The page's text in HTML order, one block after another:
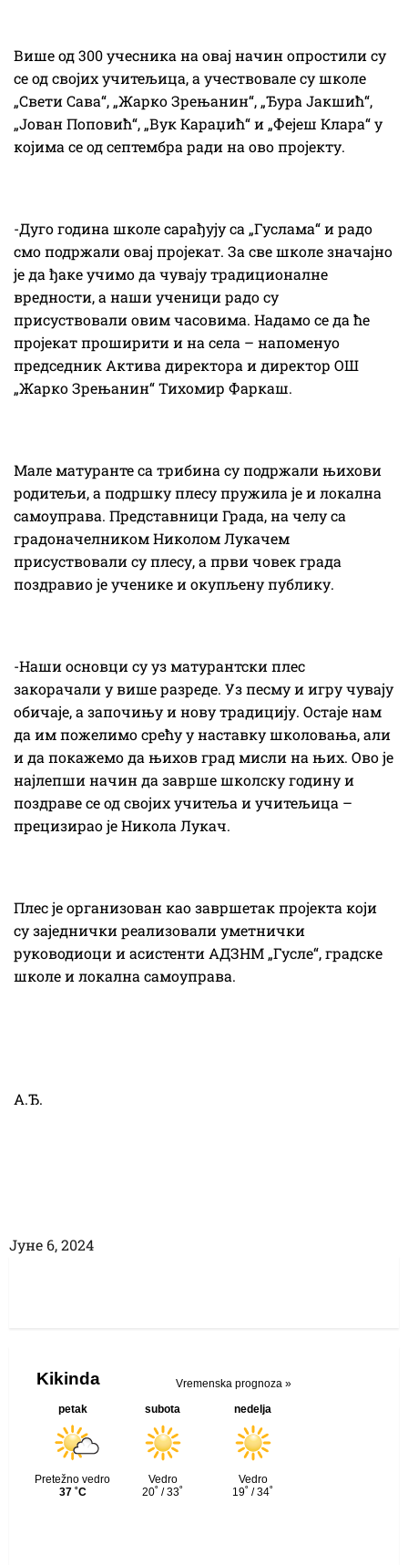
Више од 300 учесника на овај начин опростили су
се од својих учитељица, а учествовале су школе
„Свети Сава“, „Жарко Зрењанин“, „Ђура Јакшић“,
„Јован Поповић“, „Вук Караџић“ и „Фејеш Клара“ у
којима се од септембра ради на ово пројекту.
-Дуго година школе сарађују са „Гуслама“ и радо
смо подржали овај пројекат. За све школе значајно
је да ђаке учимо да чувају традиционалне
вредности, а наши ученици радо су
присуствовали овим часовима. Надамо се да ће
пројекат проширити и на села – напоменуо
председник Актива директора и директор ОШ
„Жарко Зрењанин“ Тихомир Фаркаш.
Мале матуранте са трибина су подржали њихови
родитељи, а подршку плесу пружила је и локална
самоуправа. Представници Града, на челу са
градоначелником Николом Лукачем
присуствовали су плесу, а први човек града
поздравио је ученике и окупљену публику.
-Наши основци су уз матурантски плес
закорачали у више разреде. Уз песму и игру чувају
обичаје, а започињу и нову традицију. Остаје нам
да им пожелимо срећу у наставку школовања, али
и да покажемо да њихов град мисли на њих. Ово је
најлепши начин да заврше школску годину и
поздраве се од својих учитеља и учитељица –
прецизирао је Никола Лукач.
Плес је организован као завршетак пројекта који
су заједнички реализовали уметнички
руководиоци и асистенти АДЗНМ „Гусле“, градске
школе и локална самоуправа.
А.Ђ.
Јуне 6, 2024